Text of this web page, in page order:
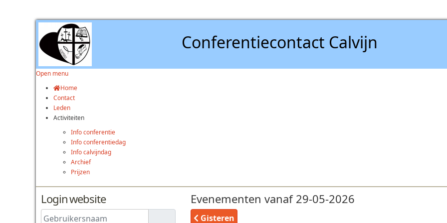
Conferentiecontact Calvijn
Open menu
Home
Contact
Leden
Activiteiten
Info conferentie
Info conferentiedag
Info calvijndag
Archief
Prijzen
Login website
Gebruikersnaam
Evenementen vanaf 29-05-2026
Gisteren